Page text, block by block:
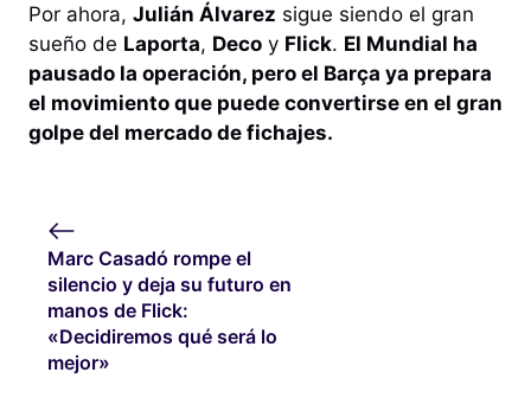
Por ahora, Julián Álvarez sigue siendo el gran
sueño de Laporta, Deco y Flick. El Mundial ha
pausado la operación, pero el Barça ya prepara
el movimiento que puede convertirse en el gran
golpe del mercado de fichajes.
Marc Casadó rompe el
silencio y deja su futuro en
manos de Flick:
«Decidiremos qué será lo
mejor»